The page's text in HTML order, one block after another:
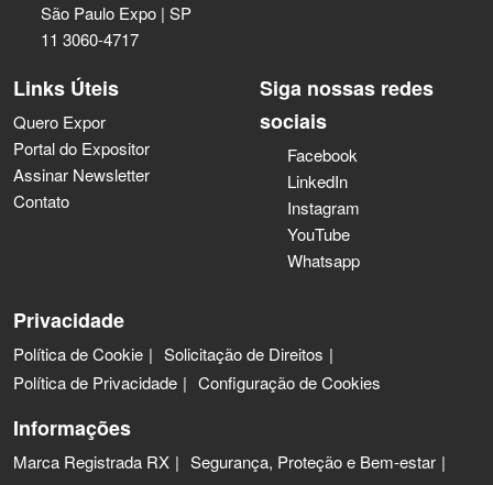
São Paulo Expo | SP
11 3060-4717
Links Úteis
Quero Expor
Portal do Expositor
Assinar Newsletter
Contato
Siga nossas redes
sociais
Facebook
LinkedIn
Instagram
YouTube
Whatsapp
Privacidade
Política de Cookie
Solicitação de Direitos
Política de Privacidade
Configuração de Cookies
Informações
Marca Registrada RX
Segurança, Proteção e Bem-estar